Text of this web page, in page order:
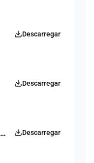
Descarregar
Descarregar
Descarregar